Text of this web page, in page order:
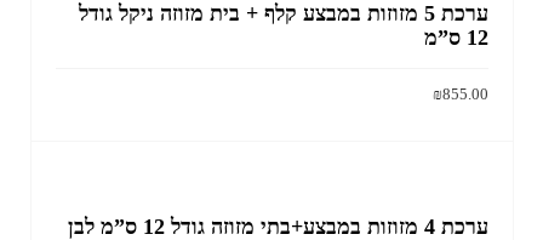
ערכת 5 מזוזות במבצע קלף + בית מזוזה ניקל גודל
12 ס”מ
₪855.00
ערכת 4 מזוזות במבצע+בתי מזוזה גודל 12 ס”מ לבן